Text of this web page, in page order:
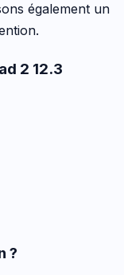
également un
2 12.3
?